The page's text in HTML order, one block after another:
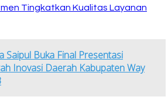
Tingkatkan Kualitas Layanan
Saipul Buka Final Presentasi
Inovasi Daerah Kabupaten Way